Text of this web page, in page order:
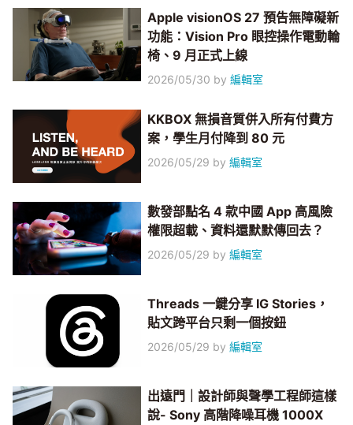
Apple visionOS 27 預告無障礙新
功能：Vision Pro 眼控操作電動輪
椅、9 月正式上線
2026/05/30 by編輯室
KKBOX 無損音質併入所有付費方
案，學生月付降到 80 元
2026/05/29 by編輯室
數發部點名 4 款中國 App 高風險
權限超載、資料還默默傳回去？
2026/05/29 by編輯室
Threads 一鍵分享 IG Stories，
貼文跨平台只剩一個按鈕
2026/05/29 by編輯室
出遠門｜設計師與聲學工程師這樣
說- Sony 高階降噪耳機 1000X